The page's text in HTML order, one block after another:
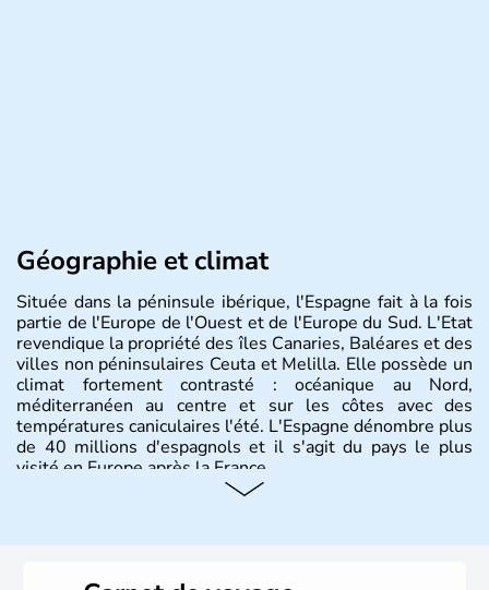
Géographie et climat
Située dans la péninsule ibérique, l'Espagne fait à la fois
partie de l'Europe de l'Ouest et de l'Europe du Sud. L'Etat
revendique la propriété des îles Canaries, Baléares et des
villes non péninsulaires Ceuta et Melilla. Elle possède un
climat fortement contrasté : océanique au Nord,
méditerranéen au centre et sur les côtes avec des
températures caniculaires l'été. L'Espagne dénombre plus
de 40 millions d'espagnols et il s'agit du pays le plus
visité en Europe après la France.